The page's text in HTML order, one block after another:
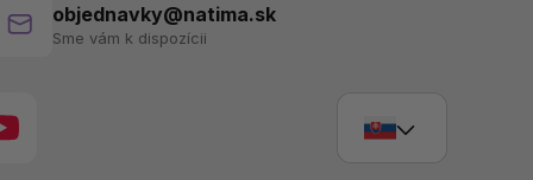
objednavky@natima.sk
Sme vám k dispozícii